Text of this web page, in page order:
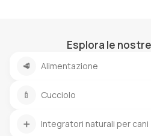
Esplora le
🥩 Alimentazione
🍼 Cucciolo
➕ Integratori naturali per cani